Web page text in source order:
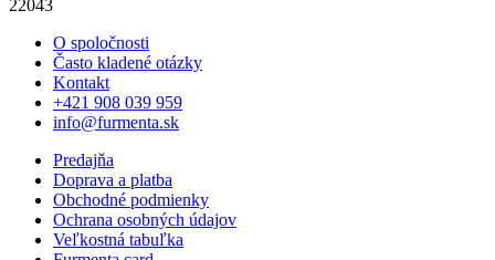
22043
O spoločnosti
Často kladené otázky
Kontakt
+421 908 039 959
info@furmenta.sk
Predajňa
Doprava a platba
Obchodné podmienky
Ochrana osobných údajov
Veľkostná tabuľka